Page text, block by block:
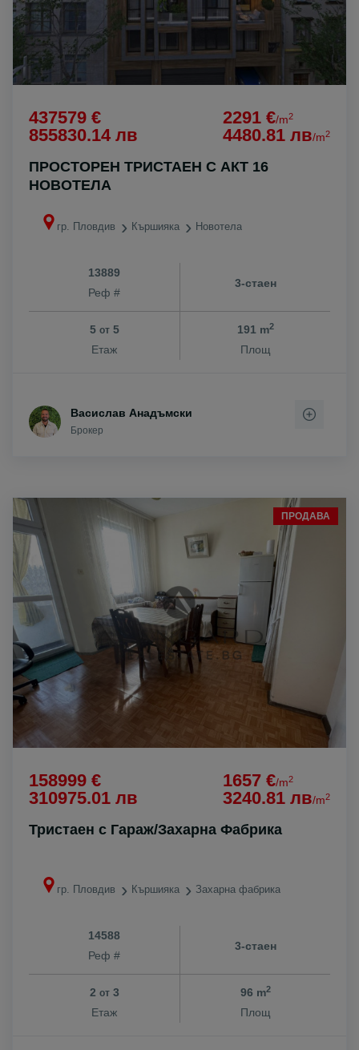
437579 €
855830.14 лв
2291 €/m2
4480.81 лв/m2
ПРОСТОРЕН ТРИСТАЕН С АКТ 16
НОВОТЕЛА
гр. Пловдив Кършияка Новотела
13889
Реф #
3-стаен
5 от5
Етаж
191 m2
Площ
Васислав Анадъмски
Брокер
ПРОДАВА
158999 €
310975.01 лв
1657 €/m2
3240.81 лв/m2
Тристаен с Гараж/Захарна Фабрика
гр. Пловдив Кършияка Захарна фабрика
14588
Реф #
3-стаен
2 от3
Етаж
96 m2
Площ